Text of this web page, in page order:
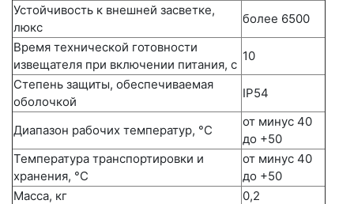
Устойчивость к внешней засветке,
люкс
более 6500
Время технической готовности
извещателя при включении питания, с
10
Степень защиты, обеспечиваемая
оболочкой
IP54
Диапазон рабочих температур, °C
от минус 40
до +50
Температура транспортировки и
хранения, °C
от минус 40
до +50
Масса, кг
0,2